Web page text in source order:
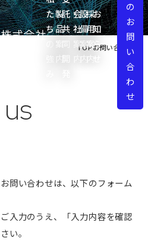
た
ち
製
品
案
内
託・
共
同
開
会
社
案
内
設
備
案
内
採
用
案
内
お
知
ら
せ
の
お
問
い
合
わ
せ
TOPお問い合わせ
問い合わせは、以下のフォーム
入力のうえ、「入力内容を確認
い。